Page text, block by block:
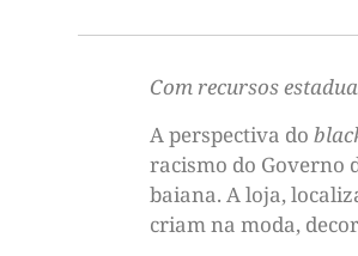
Com recursos
A perspectiva do
racismo do Governo
baiana. A loja,
criam na moda,